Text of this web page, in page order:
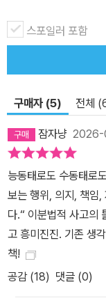
적절해 보인다. 이렇
동)’과 ‘당하는 것(수
로는 협박당하는 상
있게 도와준다. 총으
의 구별에 갇혀 있다
해하는 수밖에 없다.
동의의 위치를 적합하게 지정할 수 없
수동 언어 체제’에 갇
간주된 주체들은 행
존재로 간주되면 무
다. 그런데 이 언어
해결하는 만능 기계는
의 핵심적인 목표도
스포일러 포함
구매자 (5) 전체
잠자냥
능동태로도 수동태로
보는 행위, 의지, 책임,
다.“ 이분법적 사고의
고 흥미진진. 기존 생
책!
공감 (18) 댓글 (0)